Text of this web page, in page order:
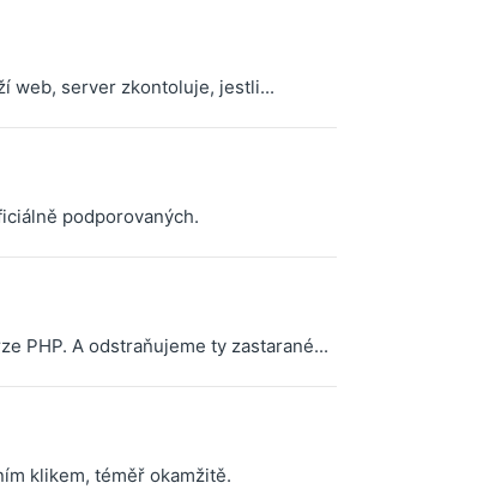
web, server zkontoluje, jestli...
podporovaných.
PHP. A odstraňujeme ty zastarané...
klikem, téměř okamžitě.